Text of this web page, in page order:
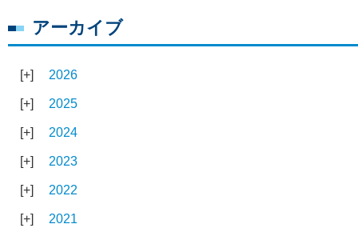
アーカイブ
2026
2025
2024
2023
2022
2021